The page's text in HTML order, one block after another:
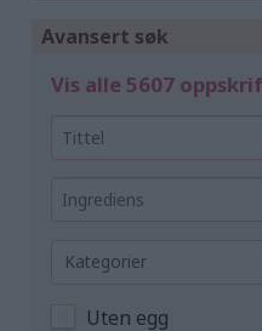
Avansert søk
Vis alle 5607
Kategorier
Uten egg